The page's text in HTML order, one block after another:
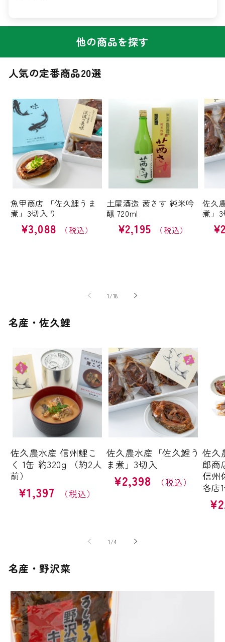
他の商品を探す
人気の定番商品20選
魚甲商店 「佐久鯉うま
煮」3切入り
通
¥3,088
土屋酒造 茜さす 純米吟
醸 720ml
通
¥2,195
佐久
煮」
通
1/の
18
名産・佐久鯉
佐久農水産 信州鯉こ
く 1缶 約320g （約2人
前）
通
¥1,397
佐久農水産「佐久鯉う
ま煮」3切入
通
¥2,398
佐久
郎商
信州
各店
通
1/の
4
名産・野沢菜